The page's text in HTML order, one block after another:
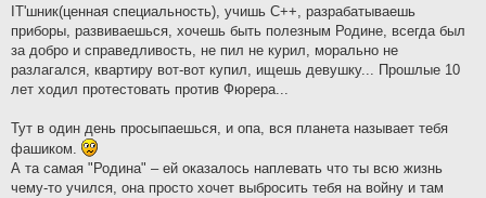
IT'шник(ценная специальность), учишь C++, разрабатываешь
приборы, развиваешься, хочешь быть полезным Родине, всегда был
за добро и справедливость, не пил не курил, морально не
разлагался, квартиру вот-вот купил, ищешь девушку... Прошлые 10
лет ходил протестовать против Фюрера...
Тут в один день просыпаешься, и опа, вся планета называет тебя
фашиком.
А та самая "Родина" – ей оказалось наплевать что ты всю жизнь
чему-то учился, она просто хочет выбросить тебя на войну и там